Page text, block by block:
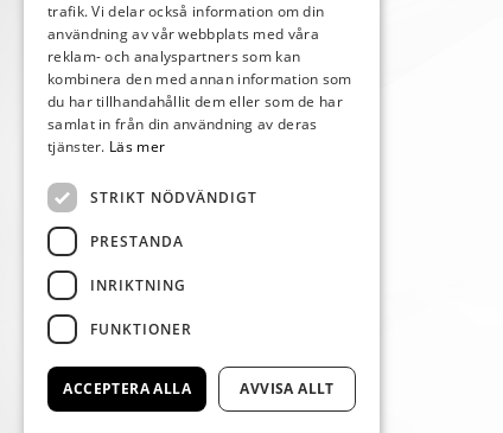
trafik. Vi delar också information om din
användning av vår webbplats med våra
reklam- och analyspartners som kan
kombinera den med annan information som
du har tillhandahållit dem eller som de har
samlat in från din användning av deras
tjänster. Läs mer
STRIKT NÖDVÄNDIGT
PRESTANDA
INRIKTNING
FUNKTIONER
ACCEPTERA ALLA AVVISA ALLT